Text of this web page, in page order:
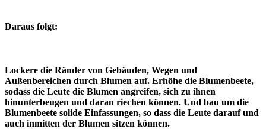
Daraus folgt:
Lockere die Ränder von Gebäuden, Wegen und
Außenbereichen durch Blumen auf. Erhöhe die Blumenbeete,
sodass die Leute die Blumen angreifen, sich zu ihnen
hinunterbeugen und daran riechen können. Und bau um die
Blumenbeete solide Einfassungen, so dass die Leute darauf und
auch inmitten der Blumen sitzen können.